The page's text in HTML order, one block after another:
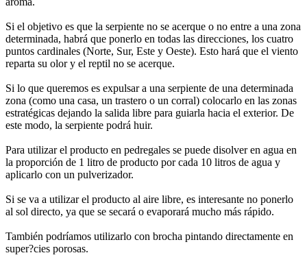
Si el objetivo es que la serpiente no se acerque o no entre a una zona
determinada, habrá que ponerlo en todas las direcciones, los cuatro
puntos cardinales (Norte, Sur, Este y Oeste). Esto hará que el viento
reparta su olor y el reptil no se acerque.
Si lo que queremos es expulsar a una serpiente de una determinada
zona (como una casa, un trastero o un corral) colocarlo en las zonas
estratégicas dejando la salida libre para guiarla hacia el exterior. De
este modo, la serpiente podrá huir.
Para utilizar el producto en pedregales se puede disolver en agua en
la proporción de 1 litro de producto por cada 10 litros de agua y
aplicarlo con un pulverizador.
Si se va a utilizar el producto al aire libre, es interesante no ponerlo
al sol directo, ya que se secará o evaporará mucho más rápido.
También podríamos utilizarlo con brocha pintando directamente en
super?cies porosas.